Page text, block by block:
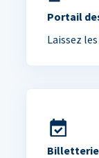
Portail
Laissez